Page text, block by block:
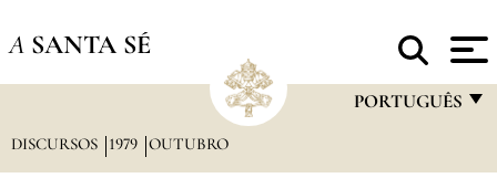
A SANTA SÉ
PORTUGUÊS
DISCURSOS 1979 OUTUBRO